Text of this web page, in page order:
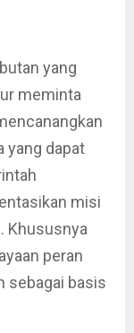
yang
meminta
yang dapat
misi
Khususnya
peran
sebagai basis